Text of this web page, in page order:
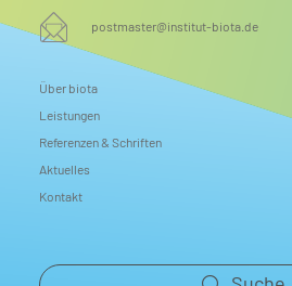
postmaster@institut-biota.de
Über biota
Leistungen
Referenzen & Schriften
Aktuelles
Kontakt